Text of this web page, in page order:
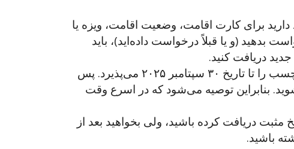
برای کارت اقامت، وضعیت اقامت، ویزه یا
بدهید (و یا قبلاً درخواست داده‌اید)، باید
دریافت کنید.
اداره مهاجرت سویدن پاسپورت‌های تمدید شده با مهر یا برچسب را تا تاریخ ۳۰ سپتامبر ۲۰۲۵ می‌پذیرد. پس
بنابراین توصیه می‌شود که در اسرع وقت
دریافت کرده باشید، ولی بخواهید بعد از